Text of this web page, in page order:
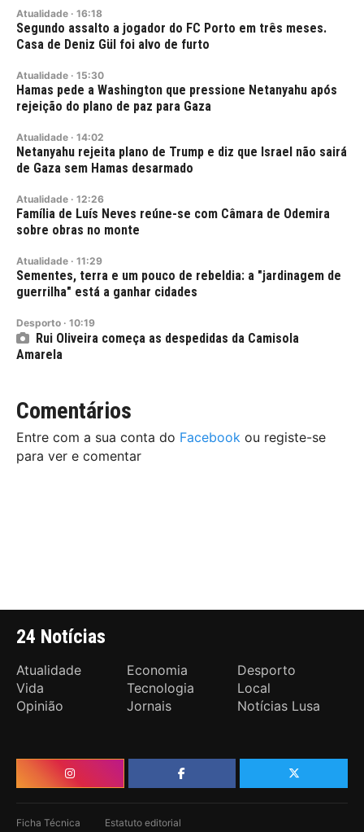
Atualidade · 16:18
Segundo assalto a jogador do FC Porto em três meses.
Casa de Deniz Gül foi alvo de furto
Atualidade · 15:30
Hamas pede a Washington que pressione Netanyahu após
rejeição do plano de paz para Gaza
Atualidade · 14:02
Netanyahu rejeita plano de Trump e diz que Israel não sairá
de Gaza sem Hamas desarmado
Atualidade · 12:26
Família de Luís Neves reúne-se com Câmara de Odemira
sobre obras no monte
Atualidade · 11:29
Sementes, terra e um pouco de rebeldia: a "jardinagem de
guerrilha" está a ganhar cidades
Desporto · 10:19
Rui Oliveira começa as despedidas da Camisola
Amarela
Comentários
Entre com a sua conta do Facebook ou registe-se
para ver e comentar
24 Notícias
Atualidade Economia
Desporto
Vida
Tecnologia
Local
Opinião
Jornais Notícias Lusa
Ficha Técnica Estatuto editorial